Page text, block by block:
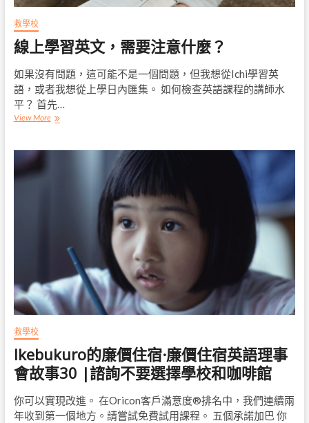
救學校
線上學習英文，需要注意什麼？
如果沒有問題，這可能不是一個問題，但我想從Ichi學習英
語，或者我想從上學日內匯集。 如何檢查英語課程的講師水
平？ 首先…
View More線
救學校
Ikebukuro的廉價住宿·廉價住宿英語理事
會故事30 |諮詢不要選擇學校和咖啡館
你可以實現改進。 在Oricon客戶滿意度®排名中，我們連續兩
年收到第一個地方。請嘗試免費試用課程。 五個承諾加巴 你